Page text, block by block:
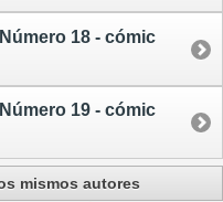
18 - cómic
19 - cómic
mismos autores